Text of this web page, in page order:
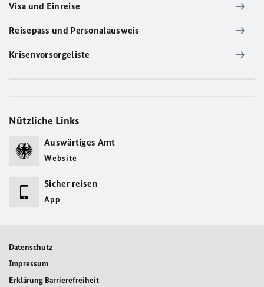
Visa und Einreise
Reisepass und Personalausweis
Krisenvorsorgeliste
Nützliche Links
Auswärtiges Amt
Website
Sicher reisen
App
Datenschutz
Impressum
Erklärung Barrierefreiheit